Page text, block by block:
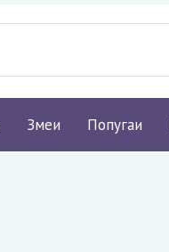
Змеи Попугаи